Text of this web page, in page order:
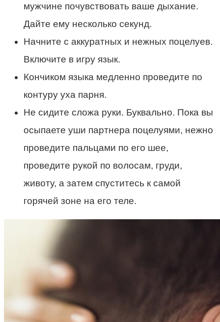
мужчине почувствовать ваше дыхание.
Дайте ему несколько секунд.
Начните с аккуратных и нежных поцелуев.
Включите в игру язык.
Кончиком языка медленно проведите по
контуру уха парня.
Не сидите сложа руки. Буквально. Пока вы
осыпаете уши партнера поцелуями, нежно
проведите пальцами по его шее,
проведите рукой по волосам, груди,
животу, а затем спуститесь к самой
горячей зоне на его теле.